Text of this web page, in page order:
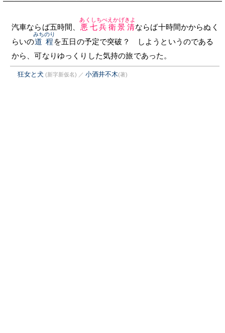
汽車ならば五時間、 悪七兵衛景清
あくしちべえかげきよ
ならば十時間かからぬく
らいの道程
みちのり
を五日の予定で突破？ しようというのである
から、可なりゆっくりした気持の旅であった。
狂女と犬 (新字新仮名) ／ 小酒井不木(著)